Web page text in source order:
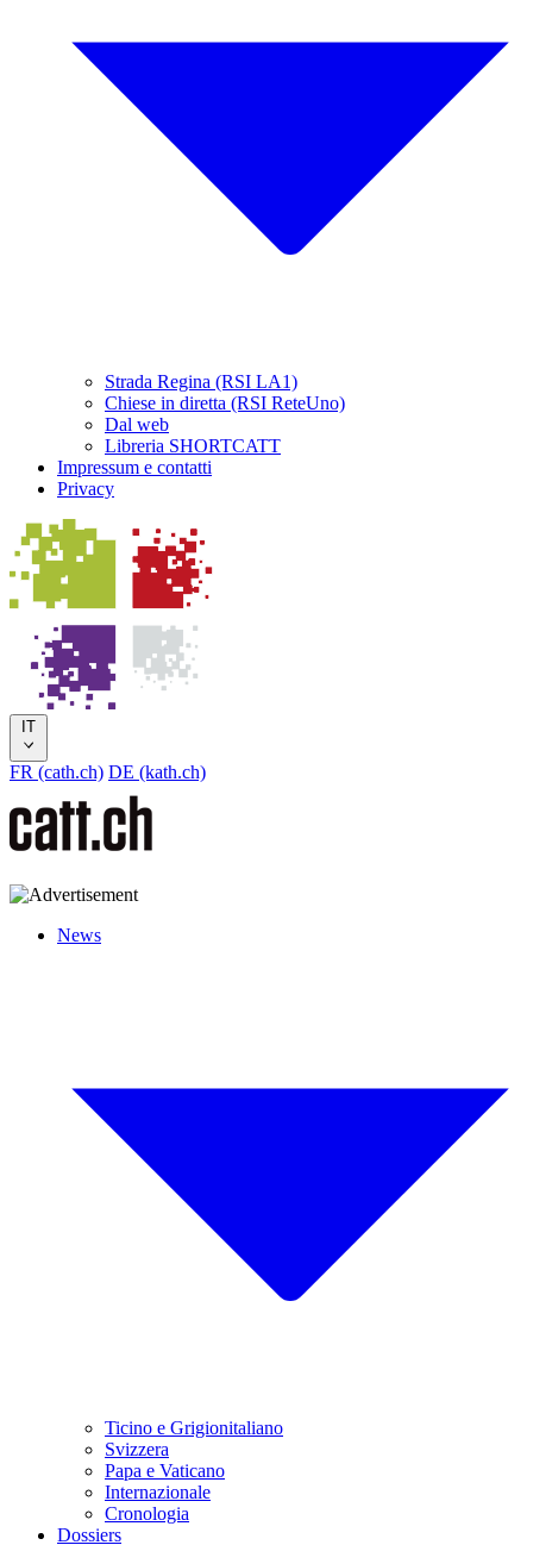
Strada Regina (RSI LA1)
Chiese in diretta (RSI ReteUno)
Dal web
Libreria SHORTCATT
Impressum e contatti
Privacy
IT
FR (cath.ch) DE (kath.ch)
News
Ticino e Grigionitaliano
Svizzera
Papa e Vaticano
Internazionale
Cronologia
Dossiers